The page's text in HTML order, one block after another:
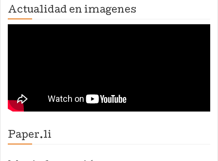
Actualidad en imagenes
Paper.li